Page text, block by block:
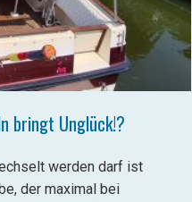
bringt Unglück!?
werden darf ist
der maximal bei